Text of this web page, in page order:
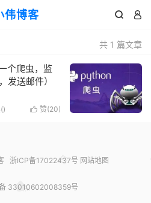
伟博客  
共 1 篇文章
个爬虫，监
发送邮件）
 赞(20)
)
浙ICP备17022437号 网站地图
33010602008359号